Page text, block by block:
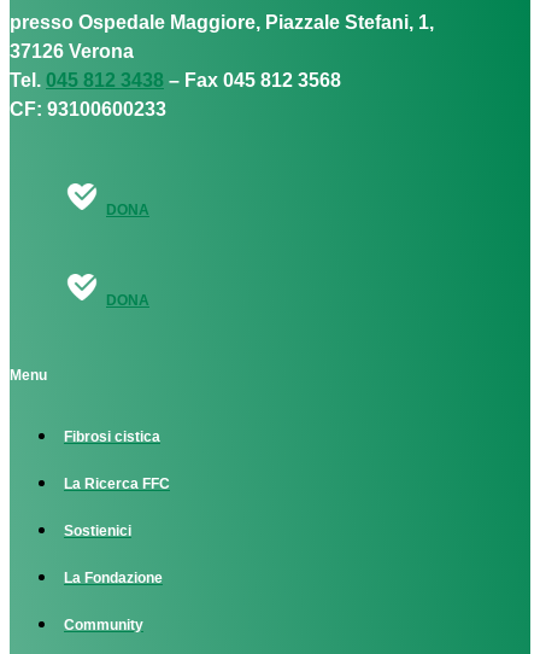
presso Ospedale Maggiore, Piazzale Stefani, 1,
37126 Verona
Tel. 045 812 3438 – Fax 045 812 3568
CF: 93100600233
DONA
DONA
Menu
Fibrosi cistica
La Ricerca FFC
Sostienici
La Fondazione
Community